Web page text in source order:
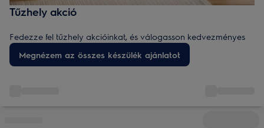
Tűzhely akció
Fedezze fel tűzhely akcióinkat, és válogasson kedvezményes
árú modellek között, amelyek pontos hőfokszabályzással és
egyenletes sütési eredményekkel támogatják önt főzés közben.
Megnézem az összes készülék ajánlatot